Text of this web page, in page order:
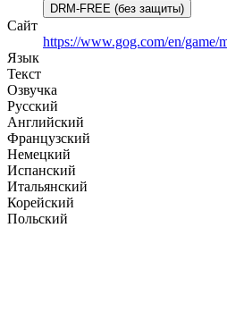
DRM-FREE (без защиты)
Сайт
https://www.gog.com/en/game/
Язык
Текст
Озвучка
Русский
Английский
Французский
Немецкий
Испанский
Итальянский
Корейский
Польский